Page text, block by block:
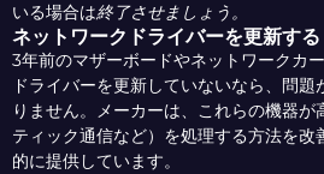
いる場合は終了させましょう。
ネットワークドライバーを更新する
3年前のマザーボードやネットワークカ
ドライバーを更新していないなら、問
りません。メーカーは、これらの機器
ティック通信など）を処理する方法を
的に提供しています。